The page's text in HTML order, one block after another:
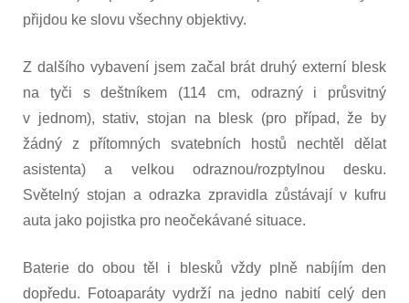
přijdou ke slovu všechny objektivy.
Z dalšího vybavení jsem začal brát druhý externí blesk
na tyči s deštníkem (114 cm, odrazný i průsvitný
v jednom), stativ, stojan na blesk (pro případ, že by
žádný z přítomných svatebních hostů nechtěl dělat
asistenta) a velkou odraznou/rozptylnou desku.
Světelný stojan a odrazka zpravidla zůstávají v kufru
auta jako pojistka pro neočekávané situace.
Baterie do obou těl i blesků vždy plně nabíjím den
dopředu. Fotoaparáty vydrží na jedno nabití celý den